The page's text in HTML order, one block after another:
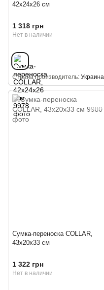
42x24x26 см
1 318 грн
Нет в наличии
Страна производитель Украина
Сумка-переноска COLLAR,
43x20x33 см
1 322 грн
Нет в наличии